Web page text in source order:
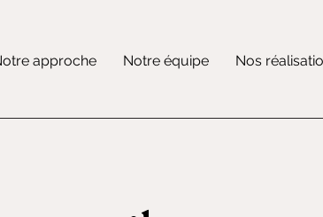
approche Notre équipe Nos